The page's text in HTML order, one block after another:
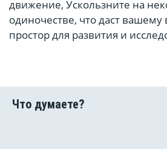
движение, Ускользните на
одиночестве, что даст
простор для развития и